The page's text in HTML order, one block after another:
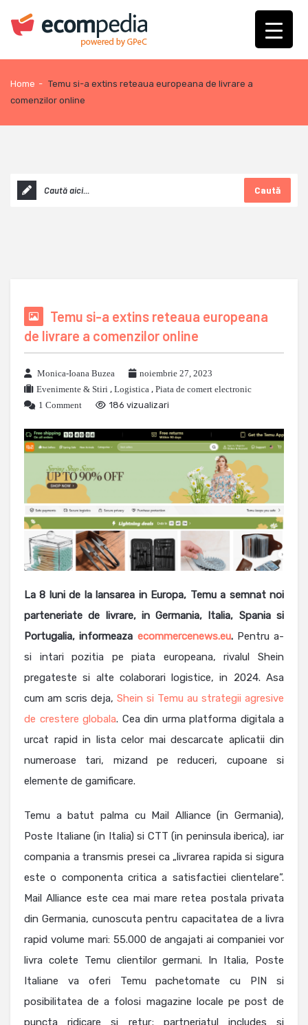
Home - Temu si-a extins reteaua europeana de livrare a
comenzilor online
Caută
Temu si-a extins reteaua europeana
de livrare a comenzilor online
Monica-Ioana Buzea
noiembrie 27, 2023
Evenimente & Stiri , Logistica , Piata de comert electronic
1 Comment
186 vizualizari
La 8 luni de la lansarea in Europa, Temu a semnat noi
parteneriate de livrare, in Germania, Italia, Spania si
Portugalia, informeaza ecommercenews.eu.Pentru a-
si intari pozitia pe piata europeana, rivalul Shein
pregateste si alte colaborari logistice, in 2024. Asa
cum am scris deja, Shein si Temu au strategii agresive
de crestere globala. Cea din urma platforma digitala a
urcat rapid in lista celor mai descarcate aplicatii din
numeroase tari, mizand pe reduceri, cupoane si
elemente de gamificare.
Temu a batut palma cu Mail Alliance (in Germania),
Poste Italiane (in Italia) si CTT (in peninsula iberica), iar
compania a transmis presei ca „livrarea rapida si sigura
este o componenta critica a satisfactiei clientelare”.
Mail Alliance este cea mai mare retea postala privata
din Germania, cunoscuta pentru capacitatea de a livra
rapid volume mari: 55.000 de angajati ai companiei vor
livra colete Temu clientilor germani. In Italia, Poste
Italiane va oferi Temu pachetomate cu PIN si
posibilitatea de a folosi magazine locale pe post de
puncta ridicare si retur; partneriatul includes si